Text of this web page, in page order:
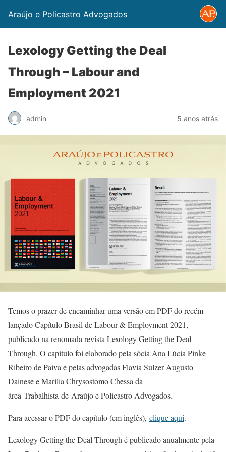
Araújo e Policastro Advogados
Lexology Getting the Deal
Through – Labour and
Employment 2021
admin 5 anos atrás
Temos o prazer de encaminhar uma versão em PDF do recém-
lançado Capítulo Brasil de Labour & Employment 2021,
publicado na renomada revista Lexology Getting the Deal
Through. O capítulo foi elaborado pela sócia Ana Lúcia Pinke
Ribeiro de Paiva e pelas advogadas Flavia Sulzer Augusto
Dainese e Marília Chrysostomo Chessa da
área Trabalhista de Araújo e Policastro Advogados.
Para acessar o PDF do capítulo (em inglês), clique aqui.
Lexology Getting the Deal Through é publicado anualmente pela